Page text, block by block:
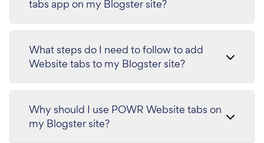
tabs app on my Blogster site?
What steps do I need to follow to add
Website tabs to my Blogster site?
Why should I use POWR Website tabs on
my Blogster site?